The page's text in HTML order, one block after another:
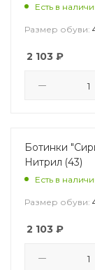
Есть в
Размер обуви:
2 103 ₽
Ботинки
Нитрил (43)
Есть в
Размер обуви:
2 103 ₽